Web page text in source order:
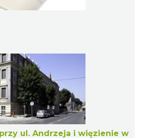
ul. Andrzeja i więzienie w